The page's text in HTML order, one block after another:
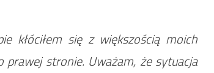
kłóciłem się z większością moich
stronie. Uważam, że sytuacja